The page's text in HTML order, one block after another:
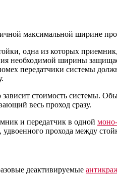
максимальной ширине
одна из которых
необходимой ширины
передатчики системы
стоимость системы.
весь проход сразу.
и передатчик в одной
прохода между
деактивируемые